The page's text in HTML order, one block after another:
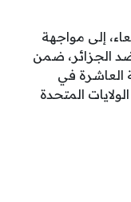
إلى مواجهة
الجزائر، ضمن
العاشرة في
في الولايات المتحدة